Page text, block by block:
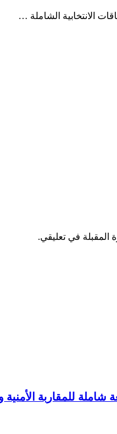
الانتخابية الشاملة …
المقبلة في تعليقي.
للمقاربة الأمنية